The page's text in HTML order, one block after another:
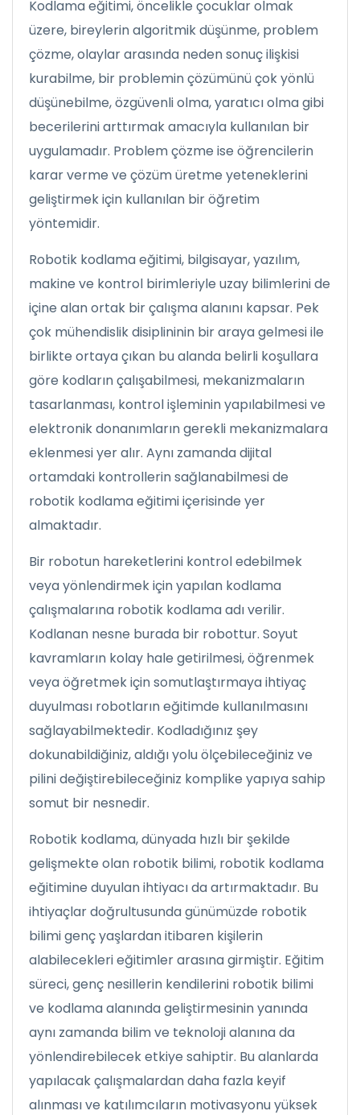
Kodlama eğitimi, öncelikle çocuklar olmak
üzere, bireylerin algoritmik düşünme, problem
çözme, olaylar arasında neden sonuç ilişkisi
kurabilme, bir problemin çözümünü çok yönlü
düşünebilme, özgüvenli olma, yaratıcı olma gibi
becerilerini arttırmak amacıyla kullanılan bir
uygulamadır. Problem çözme ise öğrencilerin
karar verme ve çözüm üretme yeteneklerini
geliştirmek için kullanılan bir öğretim
yöntemidir.
Robotik kodlama eğitimi, bilgisayar, yazılım,
makine ve kontrol birimleriyle uzay bilimlerini de
içine alan ortak bir çalışma alanını kapsar. Pek
çok mühendislik disiplininin bir araya gelmesi ile
birlikte ortaya çıkan bu alanda belirli koşullara
göre kodların çalışabilmesi, mekanizmaların
tasarlanması, kontrol işleminin yapılabilmesi ve
elektronik donanımların gerekli mekanizmalara
eklenmesi yer alır. Aynı zamanda dijital
ortamdaki kontrollerin sağlanabilmesi de
robotik kodlama eğitimi içerisinde yer
almaktadır.
Bir robotun hareketlerini kontrol edebilmek
veya yönlendirmek için yapılan kodlama
çalışmalarına robotik kodlama adı verilir.
Kodlanan nesne burada bir robottur. Soyut
kavramların kolay hale getirilmesi, öğrenmek
veya öğretmek için somutlaştırmaya ihtiyaç
duyulması robotların eğitimde kullanılmasını
sağlayabilmektedir. Kodladığınız şey
dokunabildiğiniz, aldığı yolu ölçebileceğiniz ve
pilini değiştirebileceğiniz komplike yapıya sahip
somut bir nesnedir.
Robotik kodlama, dünyada hızlı bir şekilde
gelişmekte olan robotik bilimi, robotik kodlama
eğitimine duyulan ihtiyacı da artırmaktadır. Bu
ihtiyaçlar doğrultusunda günümüzde robotik
bilimi genç yaşlardan itibaren kişilerin
alabilecekleri eğitimler arasına girmiştir. Eğitim
süreci, genç nesillerin kendilerini robotik bilimi
ve kodlama alanında geliştirmesinin yanında
aynı zamanda bilim ve teknoloji alanına da
yönlendirebilecek etkiye sahiptir. Bu alanlarda
yapılacak çalışmalardan daha fazla keyif
alınması ve katılımcıların motivasyonu yüksek